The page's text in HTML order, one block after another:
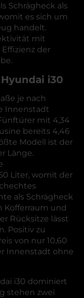
Schrägheck als
es sich um
handelt.
mit
der
i30
je nach
Innenstadt
mit 4,34
bereits 4,46
Modell ist der
Länge.
Liter, womit der
als Schrägheck
Kofferraum und
Rücksitze lässt
Positiv zu
von nur 10,60
Innenstadt ohne
i30 dominiert
stehen zwei